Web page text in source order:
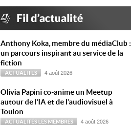
Anthony Koka, membre du médiaClub :
un parcours inspirant au service de la
fiction
ACTUALITÉS 4 août 2026
Olivia Papini co-anime un Meetup
autour de l’IA et de l’audiovisuel à
Toulon
ACTUALITÉS LES MEMBRES 4 août 2026